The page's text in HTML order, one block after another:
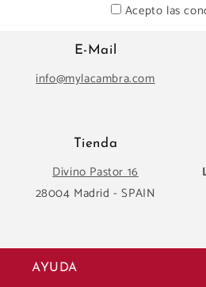
Acepto las
E-Mail
info@mylacambra.com
Tienda
Divino Pastor 16
28004 Madrid - SPAIN
AYUDA